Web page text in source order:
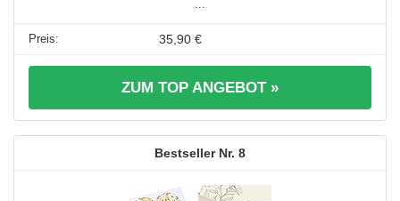
...
35,90 €
ZUM TOP ANGEBOT »
8